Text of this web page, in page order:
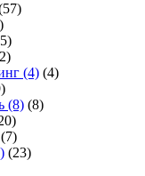
(4) (4)
(8) (8)
(7)
(23)